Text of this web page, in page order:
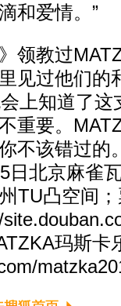
和爱情。”
教过
见过他们的
上知道了这
重要。
不该错过的
日北京麻雀
TU凸空间
玛斯卡